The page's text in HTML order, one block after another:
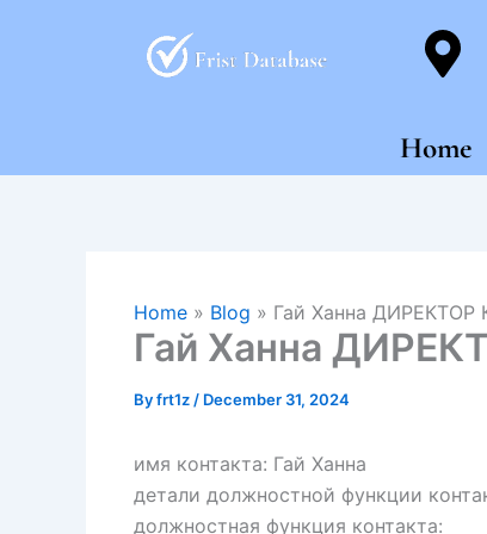
Home
Home » Blog » Гай Ханна
Гай Ханна
Byfrt1z / December 31, 2024
имя контакта: Гай Ханна
детали должностной функции
должностная функция контакта: